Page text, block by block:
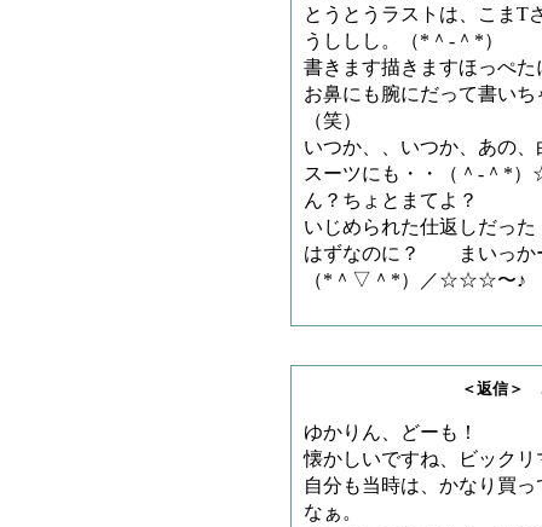
とうとうラストは、こま
うししし。（*＾-＾*）
書きます描きますほっぺた
お鼻にも腕にだって書いち
（笑）
いつか、、いつか、あの、
スーツにも・・（＾-＾*
ん？ちょとまてよ？
いじめられた仕返しだった
はずなのに？ まい
（*＾▽＾*）／☆☆☆〜♪
＜返信＞ こまTさ
ゆかりん、どーも！
懐かしいですね、ビックリ
自分も当時は、かなり買
なぁ。